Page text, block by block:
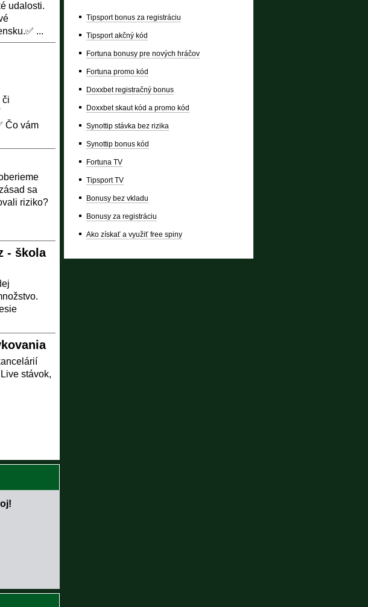
udalosti.
...
či
Čo vám
sa
riziko?
- škola
stávok,
Tipsport bonus za registráciu
Tipsport akčný kód
Fortuna bonusy pre nových hráčov
Fortuna promo kód
Doxxbet registračný bonus
Doxxbet skaut kód a promo kód
Synottip stávka bez rizika
Synottip bonus kód
Fortuna TV
Tipsport TV
Bonusy bez vkladu
Bonusy za registráciu
Ako získať a využiť free spiny